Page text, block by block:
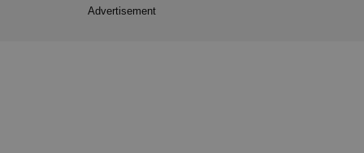
Advertisement